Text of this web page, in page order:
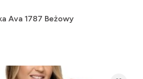
Ava 1787 Beżowy